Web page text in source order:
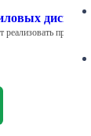
дисков
реализовать